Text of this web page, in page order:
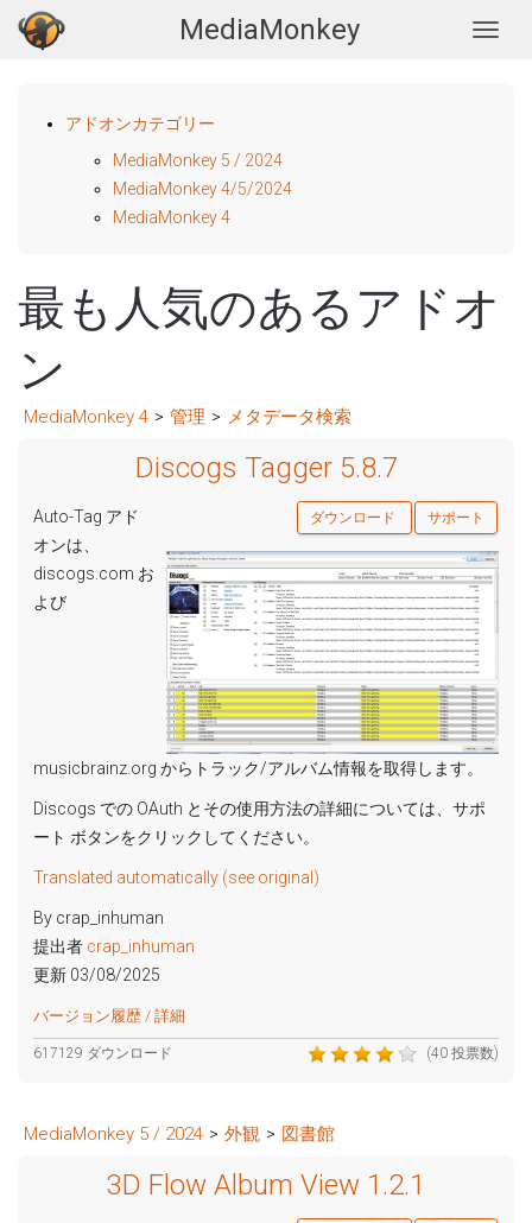
MediaMonkey
最も人気のあるアドオ
ン
MediaMonkey 4 > 管理 > メタデータ検索
Discogs Tagger 5.8.7
ダウンロード サポート
Auto-Tag アド
オンは、
discogs.com お
よび
musicbrainz.org からトラック/アルバム情報を取得します。
Discogs での OAuth とその使用方法の詳細については、サポ
ート ボタンをクリックしてください。
Translated automatically (see original)
By crap_inhuman
提出者 crap_inhuman
更新 03/08/2025
バージョン履歴 / 詳細
(40 投票数)
617129 ダウンロード
MediaMonkey 5 / 2024 > 外観 > 図書館
3D Flow Album View 1.2.1
アドオンカテゴリー
MediaMonkey 5 / 2024
MediaMonkey 4/5/2024
MediaMonkey 4